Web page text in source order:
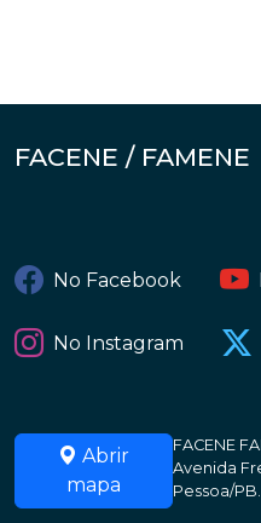
FACENE / FAMENE
No Facebook
No Instagram
Abrir
mapa
FACENE
Avenida
Pessoa/